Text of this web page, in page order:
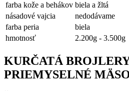
farba kože a behákov biela a žltá
násadové vajcia
nedodávame
farba peria
biela
hmotnosť
2.200g - 3.500g
KURČATÁ
PRIEMYSELNÉ